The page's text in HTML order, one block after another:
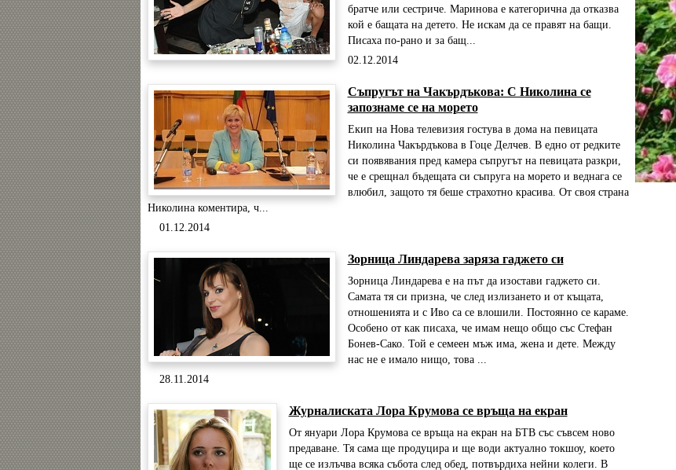
братче или сестриче. Маринова е категорична да отказва
кой е бащата на детето. Не искам да се правят на бащи.
Писаха по-рано и за бащ...
02.12.2014
Съпругът на Чакърдъкова: С Николина се
запознаме се на морето
Екип на Нова телевизия гостува в дома на певицата
Николина Чакърдъкова в Гоце Делчев. В едно от редките
си появявания пред камера съпругът на певицата разкри,
че е срещнал бъдещата си съпруга на морето и веднага се
влюбил, защото тя беше страхотно красива. От своя страна
Николина коментира, ч...
01.12.2014
Зорница Линдарева заряза гаджето си
Зорница Линдарева е на път да изостави гаджето си.
Самата тя си призна, че след излизането и от къщата,
отношенията и с Иво са се влошили. Постоянно се караме.
Особено от как писаха, че имам нещо общо със Стефан
Бонев-Сако. Той е семеен мъж има, жена и дете. Между
нас не е имало нищо, това ...
28.11.2014
Журналиската Лора Крумова се връща на екран
От януари Лора Крумова се връща на екран на БТВ със съвсем ново
предаване. Тя сама ще продуцира и ще води актуално токшоу, което
ще се излъчва всяка събота след обед, потвърдиха нейни колеги. В